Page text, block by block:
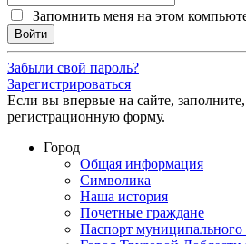
Запомнить меня на этом
Забыли свой пароль?
Зарегистрироваться
Если вы впервые на сайте,
регистрационную форму.
Город
Общая информация
Символика
Наша история
Почетные граждане
Паспорт